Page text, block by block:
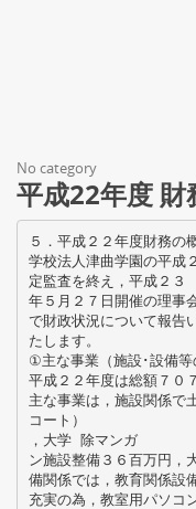
No category
平成22年度 財
５．平成２２年度財務の
学校法人津曲学園の平成
定監査を終え，平成２３
年５月２７日開催の理事
で財政状況について報告
たします。
①主な事業（施設･設備等
平成２２年度は総額７０
主な事業は，施設関係で
コート）
，大学 除マンガ
ン施設整備３６百万円，
備関係では，教育関係設
充実の為，教室用パソコ